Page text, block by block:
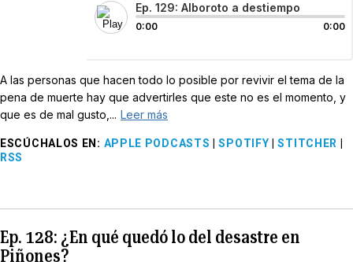
Ep. 129: Alboroto a destiempo
0:00 0:00
A las personas que hacen todo lo posible por revivir el tema de la
pena de muerte hay que advertirles que este no es el momento, y
que es de mal gusto,... Leer más
ESCÚCHALOS EN : APPLE PODCASTS |SPOTIFY |STITCHER
RSS
Ep. 128: ¿En qué quedó lo del desastre en
Piñones?